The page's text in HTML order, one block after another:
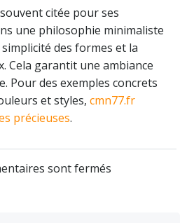
citée pour ses
une philosophie minimaliste
des formes et la
Cela garantit une ambiance
Pour des exemples concrets
et styles, cmn77.fr
précieuses.
sont fermés